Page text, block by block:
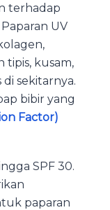
terhadap
UV
tipis, kusam,
sekitarnya.
bibir yang
Factor)
SPF 30.
paparan